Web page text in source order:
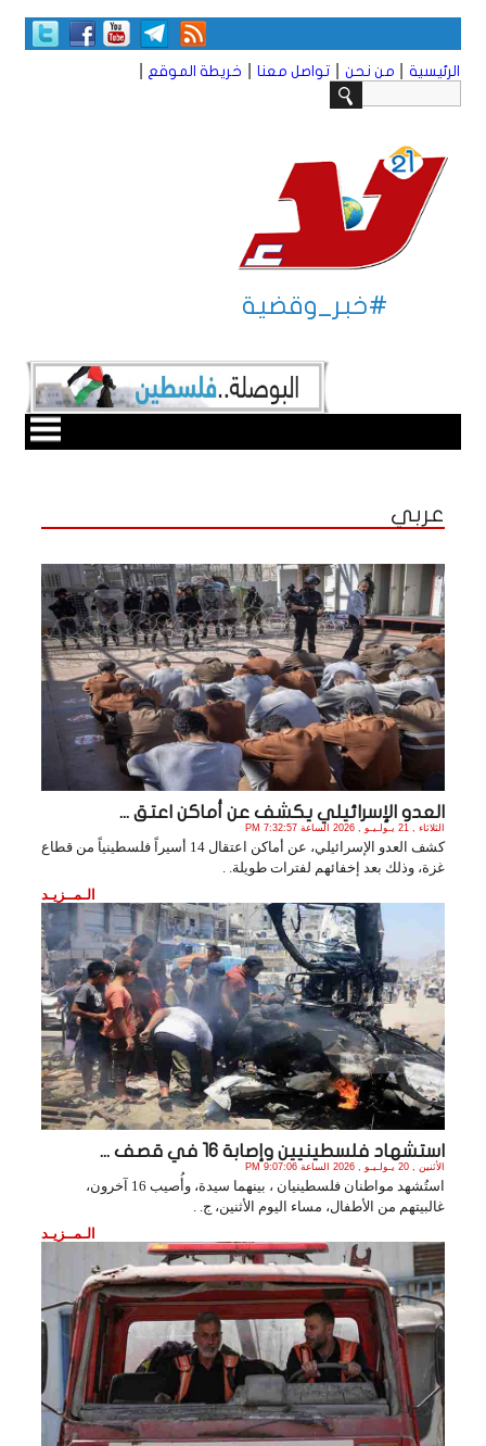
الرئيسية من نحن تواصل معنا خريطة الموقع
#خبر_وقضية
عربي
العدو الإسرائيلي يكشف عن أماكن اعتق ...
الثلاثاء , 21 يـولـيـو , 2026 الساعة 7:32:57 PM
كشف العدو الإسرائيلي، عن أماكن اعتقال 14 أسيراً فلسطينياً من قطاع
غزة، وذلك بعد إخفائهم لفترات طويلة. .
الـمــزيـد
استشهاد فلسطينيين وإصابة 16 في قصف ...
الأثنين , 20 يـولـيـو , 2026 الساعة 9:07:06 PM
استُشهد مواطنان فلسطينيان ، بينهما سيدة، وأُصيب 16 آخرون،
غالبيتهم من الأطفال، مساء اليوم الأثنين، ج. .
الـمــزيـد